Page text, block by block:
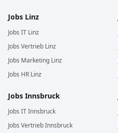
Jobs Linz
Jobs IT Linz
Jobs Vertrieb Linz
Jobs Marketing Linz
Jobs HR Linz
Jobs Innsbruck
Jobs ITInnsbruck
Jobs VertriebInnsbruck